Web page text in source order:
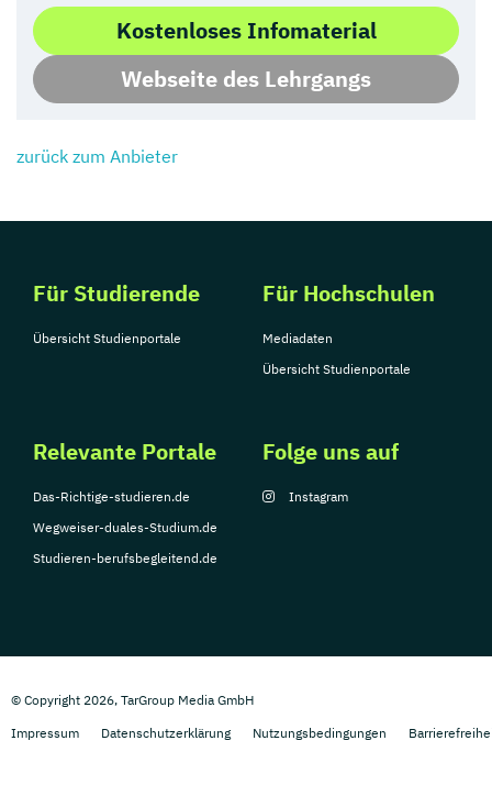
Kostenloses Infomaterial
Webseite des Lehrgangs
zurück zum Anbieter
Für Studierende
Übersicht Studienportale
Für Hochschulen
Mediadaten
Übersicht Studienportale
Relevante Portale
Das-Richtige-studieren.de
Wegweiser-duales-Studium.de
Studieren-berufsbegleitend.de
Folge uns auf
Instagram
© Copyright 2026, TarGroup Media GmbH
Impressum
Datenschutzerklärung Nutzungsbedingungen